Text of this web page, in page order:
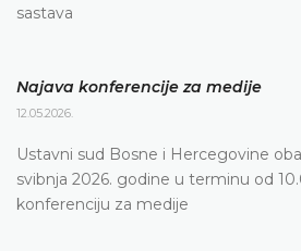
sastava
Najava konferencije za medije
12.05.2026.
Ustavni sud Bosne i Hercegovine
svibnja 2026. godine u terminu od
konferenciju za medije